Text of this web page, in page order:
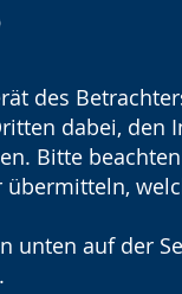
des
dabei,
Bitte
unten auf der
.